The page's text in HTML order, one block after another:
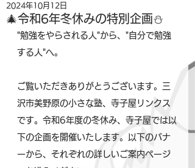
🎄令和6年冬休みの特別企画⛄
2024年10月12日
"勉強をやらされる人"から、"自分で勉強
する人"へ。
ご覧いただきありがとうございます。三
沢市美野原の小さな塾、寺子屋リンクス
です。令和6年度の冬休み、寺子屋では以
下の企画を開催いたします。以下のバナ
ーから、それぞれの詳しいご案内ページ